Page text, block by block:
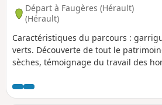
Départ à Faugères (Hérault)
(Hérault)
Caractéristiques du parcours :
verts. Découverte de tout le
sèches, témoignage du travail des
depuis 2018. En fin de parcours, visite
d’interprétation.